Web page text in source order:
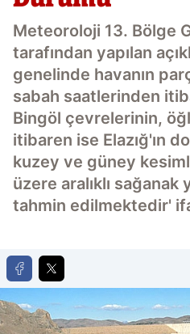
Meteoroloji 13. Bölge
tarafından yapılan
genelinde havanın
sabah saatlerinden
Bingöl çevrelerinin,
itibaren ise Elazığ'ın
kuzey ve güney
üzere aralıklı sağanak
tahmin edilmektedir'